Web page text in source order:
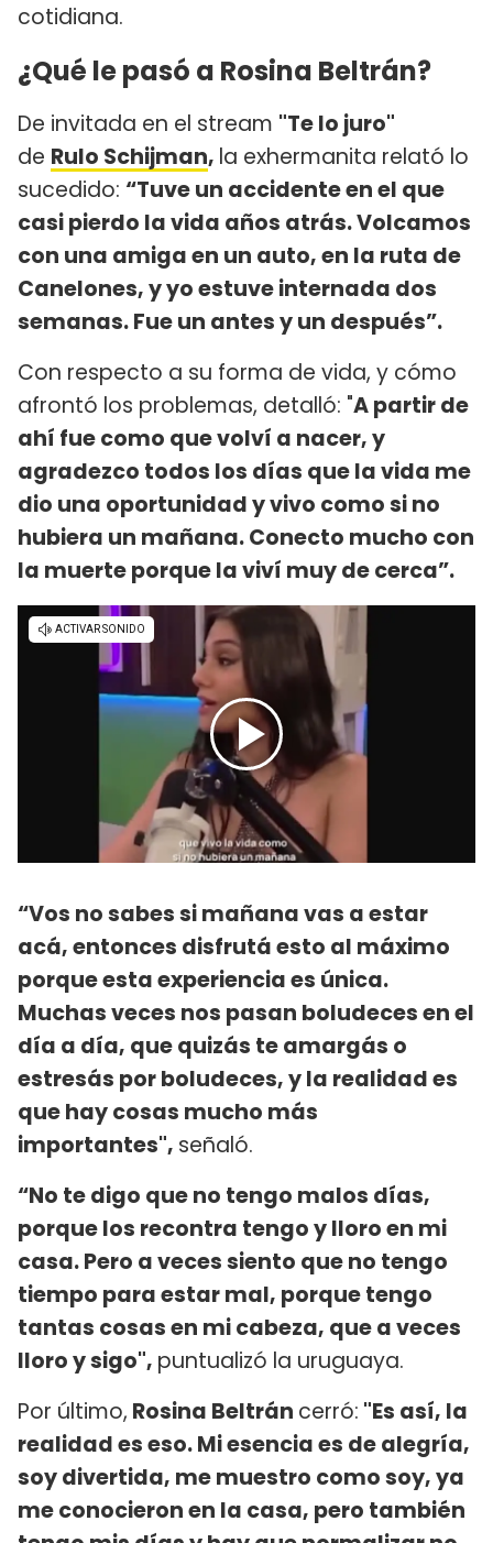
cotidiana.
¿Qué le pasó a Rosina Beltrán?
De invitada en el stream "Te lo juro"
de Rulo Schijman, la exhermanita relató lo
sucedido: “Tuve un accidente en el que
casi pierdo la vida años atrás. Volcamos
con una amiga en un auto, en la ruta de
Canelones, y yo estuve internada dos
semanas. Fue un antes y un después”.
Con respecto a su forma de vida, y cómo
afrontó los problemas, detalló: "A partir de
ahí fue como que volví a nacer, y
agradezco todos los días que la vida me
dio una oportunidad y vivo como si no
hubiera un mañana. Conecto mucho con
la muerte porque la viví muy de cerca”.
“Vos no sabes si mañana vas a estar
acá, entonces disfrutá esto al máximo
porque esta experiencia es única.
Muchas veces nos pasan boludeces en el
día a día, que quizás te amargás o
estresás por boludeces, y la realidad es
que hay cosas mucho más
importantes", señaló.
“No te digo que no tengo malos días,
porque los recontra tengo y lloro en mi
casa. Pero a veces siento que no tengo
tiempo para estar mal, porque tengo
tantas cosas en mi cabeza, que a veces
lloro y sigo", puntualizó la uruguaya.
Por último, Rosina Beltrán cerró: "Es así, la
realidad es eso. Mi esencia es de alegría,
soy divertida, me muestro como soy, ya
me conocieron en la casa, pero también